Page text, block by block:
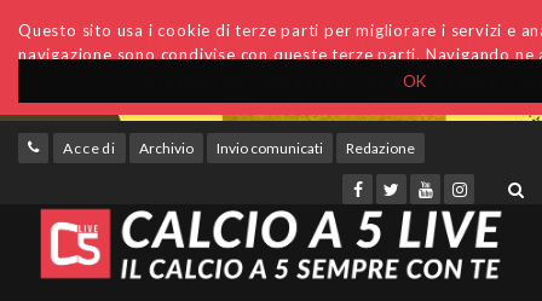
OK
Questo sito usa i cookie di terze parti per migliorare i servizi e
navigazione sono condivise con queste terze parti. Navigando
Accedi Archivio Invio comunicati Redazione